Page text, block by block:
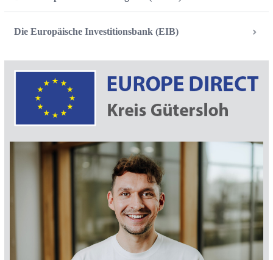
Die Europäische Investitionsbank (EIB)